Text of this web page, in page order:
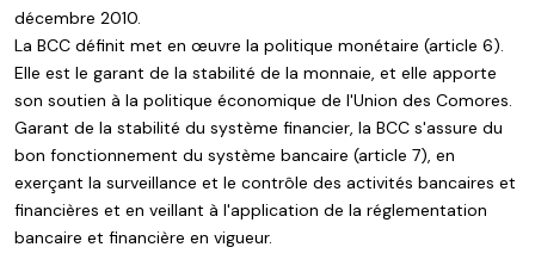
décembre 2010.
La BCC définit met en œuvre la politique monétaire (article 6).
Elle est le garant de la stabilité de la monnaie, et elle apporte
son soutien à la politique économique de l'Union des Comores.
Garant de la stabilité du système financier, la BCC s'assure du
bon fonctionnement du système bancaire (article 7), en
exerçant la surveillance et le contrôle des activités bancaires et
financières et en veillant à l'application de la réglementation
bancaire et financière en vigueur.